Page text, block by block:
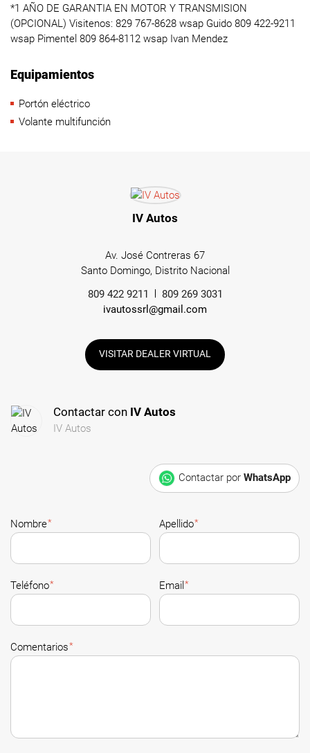
*1 AÑO DE GARANTIA EN MOTOR Y TRANSMISION
(OPCIONAL) Visitenos: 829 767-8628 wsap Guido 809 422-9211
wsap Pimentel 809 864-8112 wsap Ivan Mendez
Equipamientos
Portón eléctrico
Volante multifunción
IV Autos
Av. José Contreras 67
Santo Domingo, Distrito Nacional
809 422 9211
809 269 3031
ivautossrl@gmail.com
VISITAR DEALER VIRTUAL
Contactar con IV Autos
IV Autos
Contactar por WhatsApp
Nombre* Apellido*
Teléfono* Email *
Comentarios*